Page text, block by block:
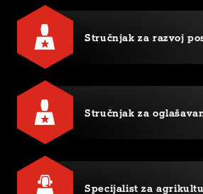
Stručnjak za razvoj
Stručnjak za
Specijalist za